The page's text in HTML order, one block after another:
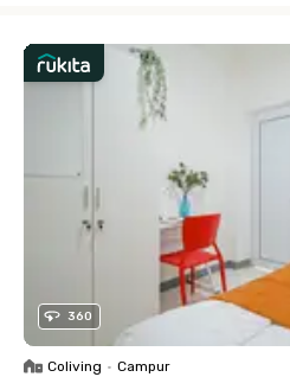
360
Coliving • Campur